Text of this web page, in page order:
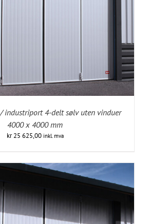
industriport 4-delt sølv uten vinduer
4000 x 4000 mm
kr25 625,00 inkl. mva